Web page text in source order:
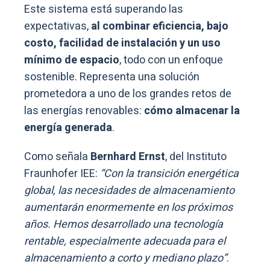
Este sistema está superando las
expectativas,al combinar eficiencia, bajo
costo, facilidad de instalación y un uso
mínimo de espacio, todo con un enfoque
sostenible. Representa una solución
prometedora a uno de los grandes retos de
las energías renovables: cómo almacenar la
energía generada.
Como señala Bernhard Ernst, del Instituto
Fraunhofer IEE: “Con la transición energética
global, las necesidades de almacenamiento
aumentarán enormemente en los próximos
años. Hemos desarrollado una tecnología
rentable, especialmente adecuada para el
almacenamiento a corto y mediano plazo”.